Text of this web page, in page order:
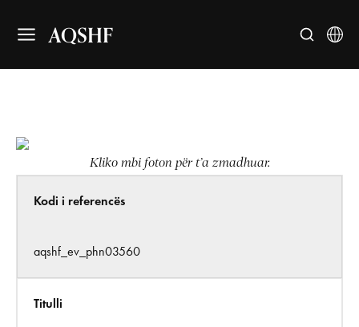
AQSHF
Kliko mbi foton për t’a zmadhuar.
Kodi i referencës
aqshf_ev_phn03560
Titulli